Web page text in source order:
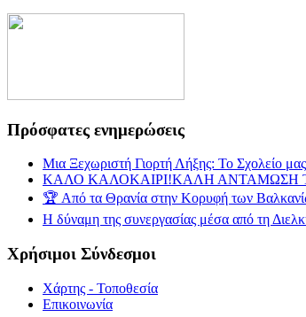
Πρόσφατες ενημερώσεις
Μια Ξεχωριστή Γιορτή Λήξης: Το Σχολείο
ΚΑΛΟ ΚΑΛΟΚΑΙΡΙ!ΚΑΛΗ ΑΝΤΑΜΩΣΗ
🏆 Από τα Θρανία στην Κορυφή των
Η δύναμη της συνεργασίας μέσα από τη
Χρήσιμοι Σύνδεσμοι
Χάρτης - Τοποθεσία
Επικοινωνία